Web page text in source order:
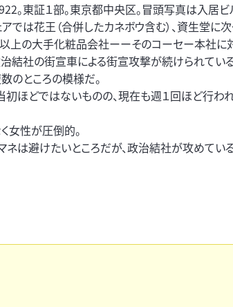
。東証１部。東京都中央区。冒頭写真は入居ビ
では花王（合併したカネボウ含む）、資生堂に次
以上の大手化粧品会社ーーそのコーセー本社に
結社の街宣車による街宣攻撃が続けられてい
のところの模様だ。
初ほどではないものの、現在も週１回ほど行わ
女性が圧倒的。
は避けたいところだが、政治結社が攻めてい